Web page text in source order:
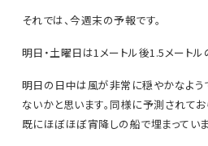
それでは、今週末の予報です。
明日・土曜日は1メートル後1.5メートル
明日の日中は風が非常に穏やかなよう
ないかと思います。同様に予測されて
既にほぼほぼ宵降しの船で埋まっていま